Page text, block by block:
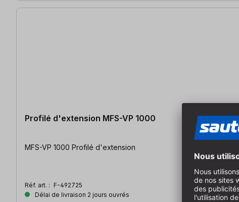
Profilé d'extension MFS-VP 1000
MFS-VP 1000 Profilé d'extension
Réf. art. : F-492725
Délai de livraison 2 jours ouvrés